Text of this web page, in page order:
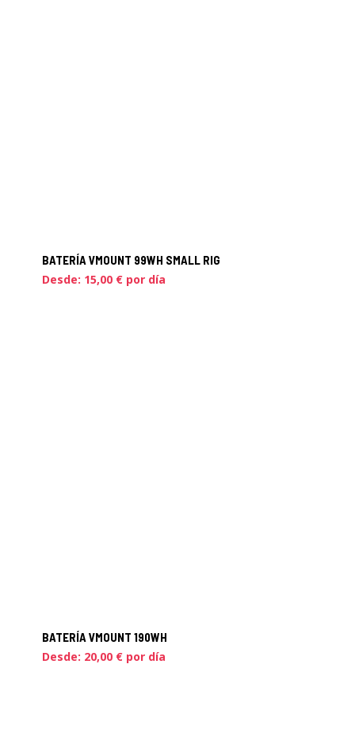
BATERÍA VMOUNT 99WH SMALL RIG
Desde: 15,00 € por día
BATERÍA VMOUNT 190WH
Desde: 20,00 € por día